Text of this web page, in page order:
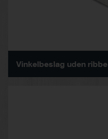
Vinkelbeslag uden ribbe